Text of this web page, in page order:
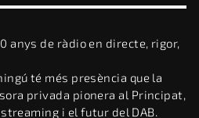
anys de ràdio en directe, rigor,
té més presència que la
privada pionera al Principat,
i el futur del DAB.